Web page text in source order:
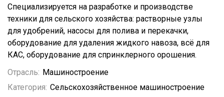
Специализируется на разработке и производстве
техники для сельского хозяйства: растворные узлы
для удобрений, насосы для полива и перекачки,
оборудование для удаления жидкого навоза, всё для
КАС, оборудование для спринклерного орошения.
Отрасль: Машиностроение
Категория: Сельскохозяйственное машиностроение